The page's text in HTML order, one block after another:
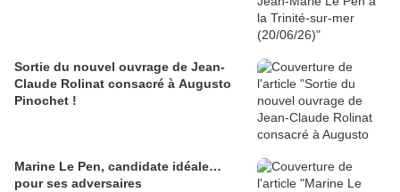
Sortie du nouvel ouvrage de Jean-
Claude Rolinat consacré à Augusto
Pinochet !
Marine Le Pen, candidate idéale…
pour ses adversaires